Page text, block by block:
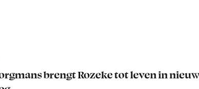
brengt Rozeke tot leven in